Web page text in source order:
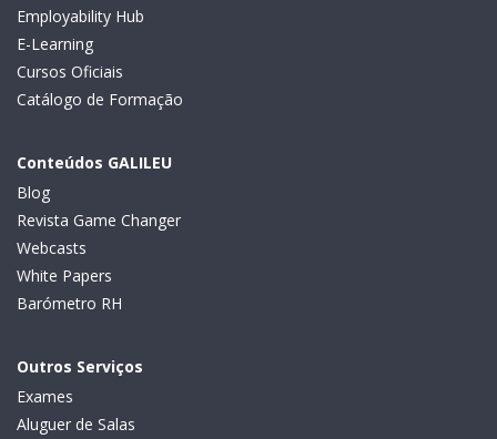
Employability Hub
E-Learning
Cursos Oficiais
Catálogo de Formação
Conteúdos GALILEU
Blog
Revista Game Changer
Webcasts
White Papers
Barómetro RH
Outros Serviços
Exames
Aluguer de Salas